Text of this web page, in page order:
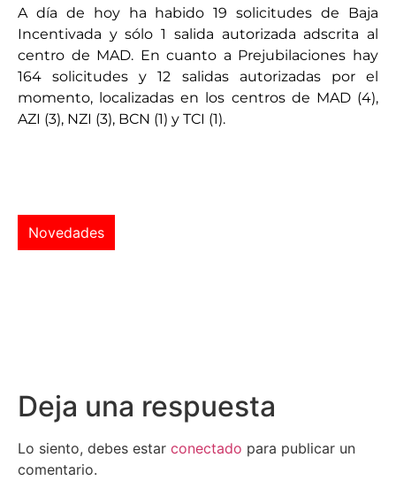
A día de hoy ha habido 19 solicitudes de Baja
Incentivada y sólo 1 salida autorizada adscrita al
centro de MAD. En cuanto a Prejubilaciones hay
164 solicitudes y 12 salidas autorizadas por el
momento, localizadas en los centros de MAD (4),
AZI (3), NZI (3), BCN (1) y TCI (1).
Novedades
Deja una respuesta
Lo siento, debes estar conectado para publicar un
comentario.